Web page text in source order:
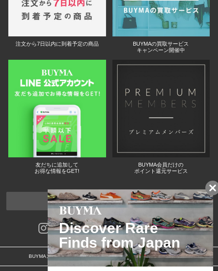
注文から7日以内に到着予定の商品
BUYMAの買取サービス
キャンペーン開催中
友だちに追加して
お得な情報をGET!
BUYMA会員だけの
ポイント還元サービス
ページトップへ
BUYMAスタートガイド 安心への取り組み